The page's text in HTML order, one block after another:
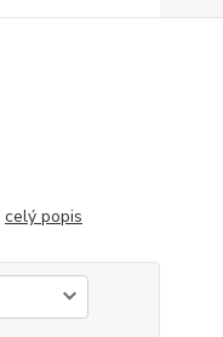
celý popis